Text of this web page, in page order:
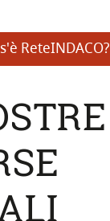
ReteINDACO?